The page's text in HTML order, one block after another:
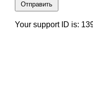
Отправить
Your support ID is: